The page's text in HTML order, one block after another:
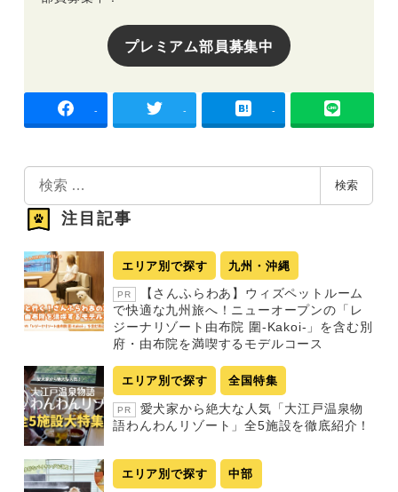
プレミアム部員募集中
- - -
検
索
検索
注目記事
エリア別で探す 九州・沖縄
PR
【さんふらわあ】ウィズペットルーム
で快適な九州旅へ！ニューオープンの「レ
ジーナリゾート由布院 圍-Kakoi-」を含む別
府・由布院を満喫するモデルコース
エリア別で探す 全国特集
PR
愛犬家から絶大な人気「大江戸温泉物
語わんわんリゾート」全5施設を徹底紹介！
エリア別で探す 中部